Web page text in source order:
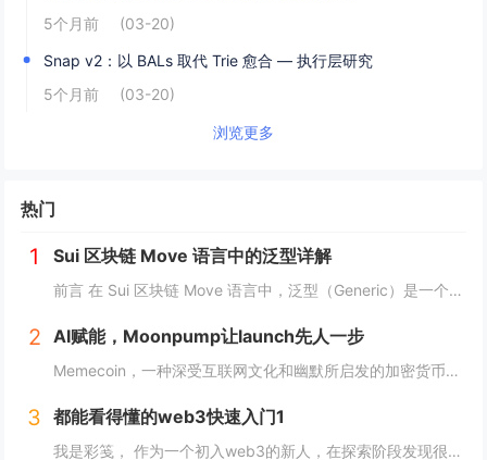
5个月前
(03-20)
Snap v2：以 BALs 取代 Trie 愈合 — 执行层研究
5个月前
(03-20)
浏览更多
热门
1 Sui 区块链 Move 语言中的泛型详解
前言 在 Sui 区块链 Move 语言中，泛型（Generic）是一个强大的工具，它允许开发者在编写代码时进行类型或属性的抽象替代。这种抽象极大地提高了代码的灵活性，减少了重复逻辑，并提升了代码的可扩展性。本文将深入探讨 Move 中的...
2 AI赋能，Moonpump让launch先人一步
Memecoin，一种深受互联网文化和幽默所启发的加密货币，近段时间在加密市场中掀起了"meme热“。 只需在社交网络上稍微浏览，就会发现各种meme（迷因），让整个页面变得活泼有趣。这些迷因通过嘲讽和揶揄的方式，轻松地对一些严肃话题进行调...
3 都能看得懂的web3快速入门1
我是彩笺， 作为一个初入web3的新人，在探索阶段发现很多概念、工具都需要花费一定的时间和精力，才能了解到其在web3中所代表的含义。 概念上；像是去中心化、区块链、智能合约... 工具上：钱包、私钥、跨链桥... 在看到web3相...